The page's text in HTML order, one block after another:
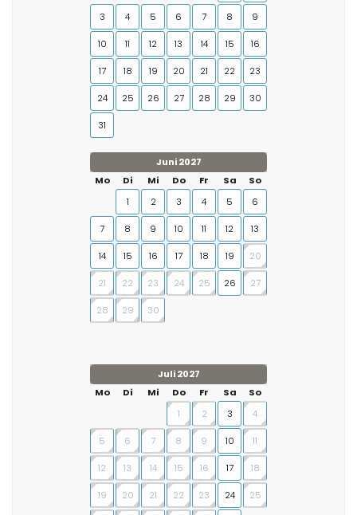
3 4 5 6 7 8 9
10 11 12 13 14 15 16
17 18 19 20 21 22 23
24 25 26 27 28 29 30
31
Juni 2027
Mo
Di Mi Do Fr Sa
So
1
2 3 4 5 6
7 8 9 10 11 12 13
14 15 16 17 18 19 20
21 22 23 24 25 26 27
28 29 30
Juli 2027
Mo
Di Mi Do Fr Sa
So
1
2 3 4
5 6 7 8 9 10 11
12 13 14 15 16 17 18
19 20 21 22 23 24 25